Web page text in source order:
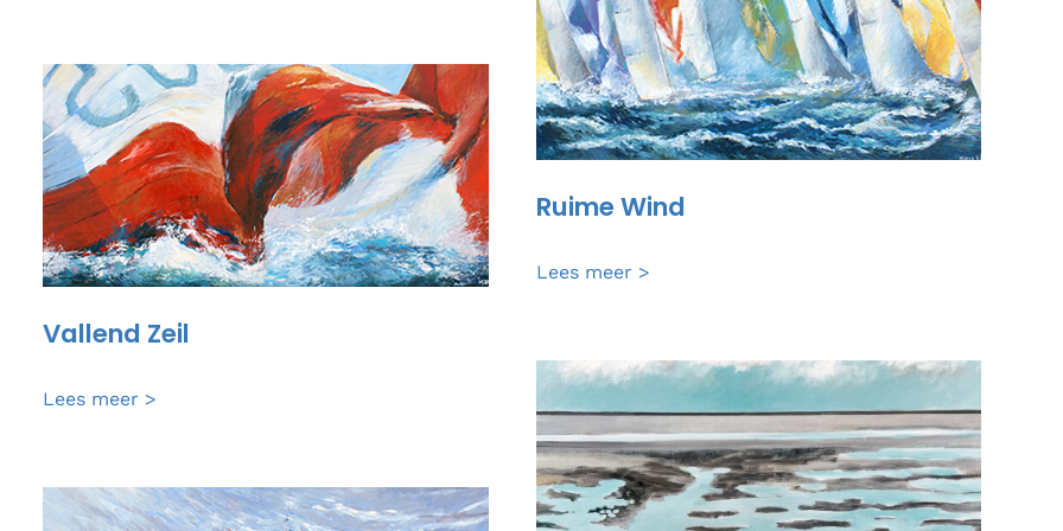
van
Oord
Ruime Wind
Ruime
Lees meer >
Vallend Zeil
Vallend
Lees meer >